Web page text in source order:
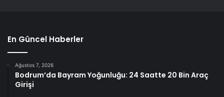
En Güncel Haberler
Ağustos 7, 2026
Bodrum’da Bayram Yoğunluğu: 24 Saatte 20 Bin Araç
Girişi